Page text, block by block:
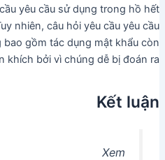
yêu cầu sử dụng trong hồ hết
nhiên, câu hỏi yêu cầu yêu cầu
gồm tác dụng mật khẩu còn
khích bởi vì chúng dễ bị đoán ra.
Kết luận
Xem